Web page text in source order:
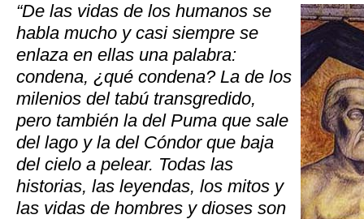
“De las vidas de los humanos se
habla mucho y casi siempre se
enlaza en ellas una palabra:
condena, ¿qué condena? La de los
milenios del tabú transgredido,
pero también la del Puma que sale
del lago y la del Cóndor que baja
del cielo a pelear. Todas las
historias, las leyendas, los mitos y
las vidas de hombres y dioses son